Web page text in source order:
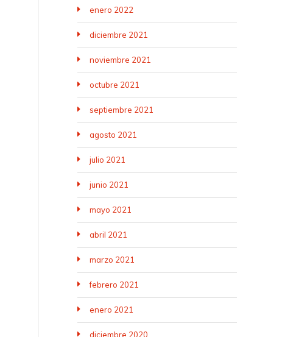
enero 2022
diciembre 2021
noviembre 2021
octubre 2021
septiembre 2021
agosto 2021
julio 2021
junio 2021
mayo 2021
abril 2021
marzo 2021
febrero 2021
enero 2021
diciembre 2020